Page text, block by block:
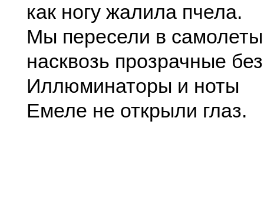
как ногу жалила пчела.
Мы пересели в
насквозь прозрачные
Иллюминаторы и ноты
Емеле не открыли глаз.